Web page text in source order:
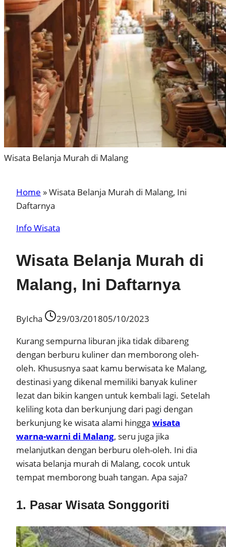
Wisata Belanja Murah di Malang
Home »Wisata Belanja Murah di Malang, Ini
Daftarnya
Info Wisata
Wisata Belanja Murah di
Malang, Ini Daftarnya
ByIcha 29/03/201805/10/2023
Kurang sempurna liburan jika tidak dibareng
dengan berburu kuliner dan memborong oleh-
oleh. Khususnya saat kamu berwisata ke Malang,
destinasi yang dikenal memiliki banyak kuliner
lezat dan bikin kangen untuk kembali lagi. Setelah
keliling kota dan berkunjung dari pagi dengan
berkunjung ke wisata alami hingga wisata
warna-warni di Malang, seru juga jika
melanjutkan dengan berburu oleh-oleh. Ini dia
wisata belanja murah di Malang, cocok untuk
tempat memborong buah tangan. Apa saja?
1. Pasar Wisata Songgoriti